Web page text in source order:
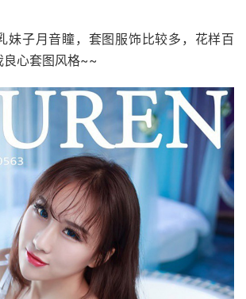
妹子月音瞳，套图服饰比较多，花样百
良心套图风格~~